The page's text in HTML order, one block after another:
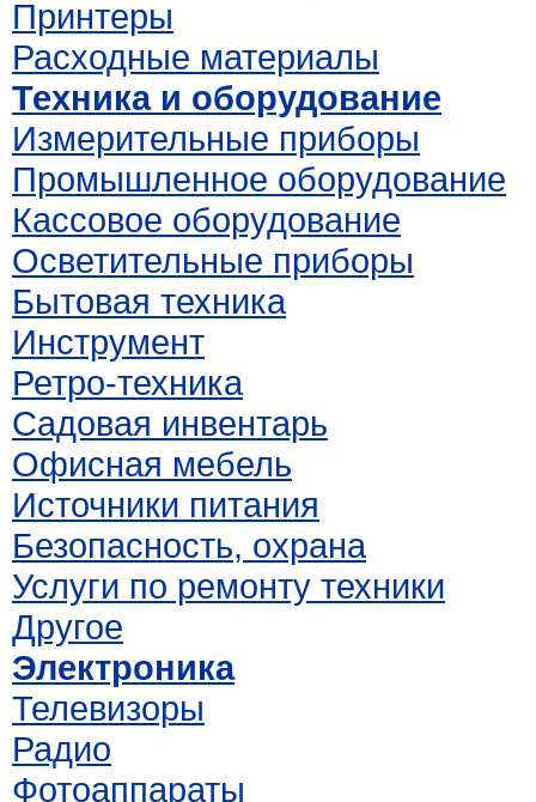
Принтеры
Расходные материалы
Техника и оборудование
Измерительные приборы
Промышленное оборудование
Кассовое оборудование
Осветительные приборы
Бытовая техника
Инструмент
Ретро-техника
Садовая инвентарь
Офисная мебель
Источники питания
Безопасность, охрана
Услуги по ремонту техники
Другое
Электроника
Телевизоры
Радио
Фотоаппараты